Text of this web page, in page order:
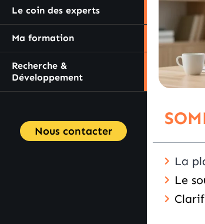
Le coin des experts
Ma formation
Recherche &
Développement
Nous contacter
La
Le